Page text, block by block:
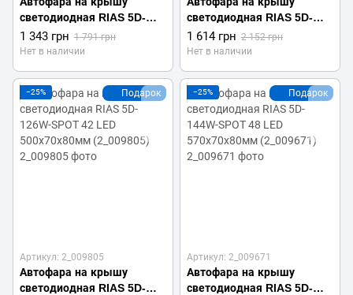
светодиодная RIAS 5D-
72W-SPOT 24 LED
300х70х80мм (2_009801)
1 343 грн 1 791 грн
Нет в наличии
светодиодная RIAS 5D-
108W-SPOT 36 LED
435х70х80мм (2_009847)
1 614 грн 2 152 грн
Нет в наличии
Подарок
−25%
Артикул: 2_009805
Автофара на крышу
светодиодная RIAS 5D-
Подарок
−25%
Артикул: 2_009671
Автофара на крышу
светодиодная RIAS 5D-